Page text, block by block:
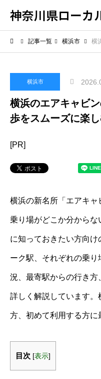
神奈川県ローカ
記事一覧 横浜市 横浜
横浜市
横浜のエアキャビ
歩をスムーズに楽
[PR]
横浜の新名所「エアキャ
乗り場がどこか分から
に知っておきたい方向
ーク駅、それぞれの乗
況、最寄駅からの行き
詳しく解説しています
方、初めて利用する方に
目次 [表示]